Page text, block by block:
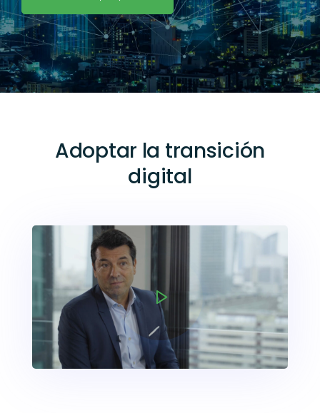
Adoptar la transición
digital